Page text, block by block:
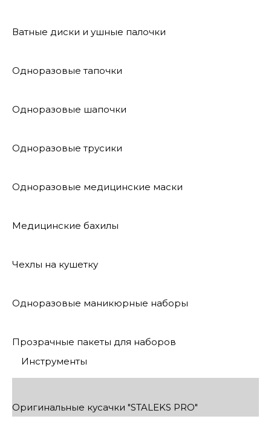
Ватные диски и ушные палочки
Одноразовые тапочки
Одноразовые шапочки
Одноразовые трусики
Одноразовые медицинские маски
Медицинские бахилы
Чехлы на кушетку
Одноразовые маникюрные наборы
Прозрачные пакеты для наборов
Инструменты
Оригинальные кусачки "STALEKS PRO"